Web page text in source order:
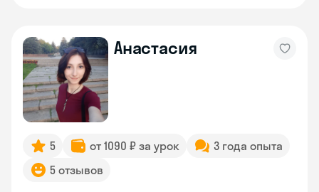
Анастасия
5 от 1090 ₽ за урок
3 года опыта
5 отзывов